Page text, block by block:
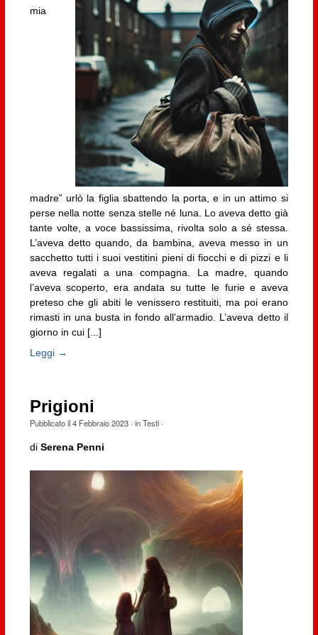
mia
madre” urlò la figlia sbattendo la porta, e in un attimo si
perse nella notte senza stelle né luna. Lo aveva detto già
tante volte, a voce bassissima, rivolta solo a sé stessa.
L’aveva detto quando, da bambina, aveva messo in un
sacchetto tutti i suoi vestitini pieni di fiocchi e di pizzi e li
aveva regalati a una compagna. La madre, quando
l’aveva scoperto, era andata su tutte le furie e aveva
preteso che gli abiti le venissero restituiti, ma poi erano
rimasti in una busta in fondo all’armadio. L’aveva detto il
giorno in cui [...]
Leggi →
Prigioni
Pubblicato il4 Febbraio 2023· inTesti·
di Serena Penni